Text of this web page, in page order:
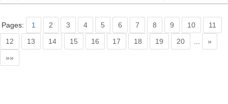
Pages: 1 2 3 4 5 6 7 8 9 10
11
12
13 14 15 16 17 18 19 20
»
»»